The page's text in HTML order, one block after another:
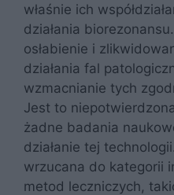
właśnie ich
działania
osłabienie i
działania fal
wzmacnianie tych
Jest to
żadne badania
działanie tej
wrzucana do kategorii
metod leczniczych,